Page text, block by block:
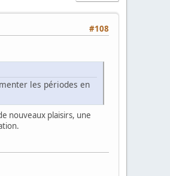
#108
les périodes en
nouveaux plaisirs, une